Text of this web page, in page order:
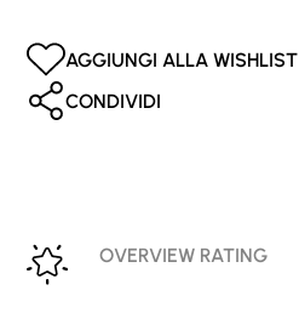
AGGIUNGI ALLA WISHLIST
CONDIVIDI
OVERVIEW RATING